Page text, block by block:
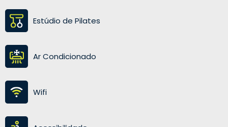
Estúdio de Pilates
Ar Condicionado
Wifi